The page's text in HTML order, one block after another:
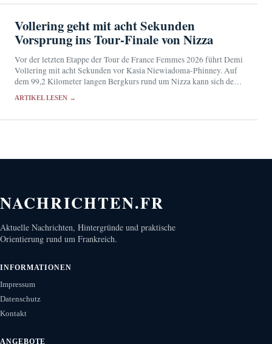
Vollering geht mit acht Sekunden
Vorsprung ins Tour-Finale von Nizza
Vor der letzten Etappe der Tour de France Femmes 2026 führt Demi
Vollering mit acht Sekunden vor Kasia Niewiadoma-Phinney. Auf
dem 99,2 Kilometer langen Bergkurs rund um Nizza kann sich der
ARTIKEL LESEN →
NACHRICHTEN.FR
Aktuelle Nachrichten, Hintergründe und praktische
Orientierung rund um Frankreich.
INFORMATIONEN
Impressum
Datenschutz
Kontakt
ANGEBOTE